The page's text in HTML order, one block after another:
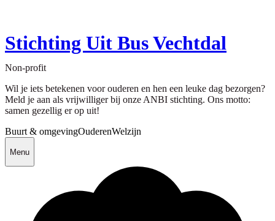
Stichting Uit Bus Vechtdal
Non-profit
Wil je iets betekenen voor ouderen en hen een leuke dag bezorgen?
Meld je aan als vrijwilliger bij onze ANBI stichting. Ons motto:
samen gezellig er op uit!
Buurt & omgevingOuderenWelzijn
Menu